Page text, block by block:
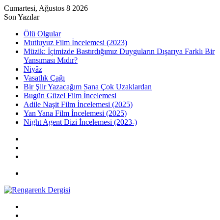
Cumartesi, Ağustos 8 2026
Son Yazılar
Ölü Olgular
Mutluyuz Film İncelemesi (2023)
Müzik: İçimizde Bastırdığımız Duyguların Dışarıya Farklı Bir
Yansıması Mıdır?
Niyâz
Vasatlık Çağı
Bir Şiir Yazacağım Sana Çok Uzaklardan
Bugün Güzel Film İncelemesi
Adile Naşit Film İncelemesi (2025)
Yan Yana Film İncelemesi (2025)
Night Agent Dizi İncelemesi (2023-)